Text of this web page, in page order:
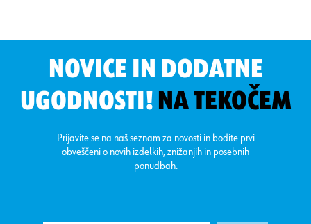
NOVICE IN DODATNE
UGODNOSTI! NA TEKOČEM
Prijavite se na naš seznam za novosti in bodite prvi
obveščeni o novih izdelkih, znižanjih in posebnih
ponudbah.